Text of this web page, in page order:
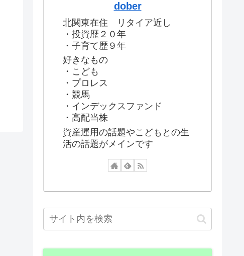
dober
北関東在住 リタイア近し
・投資歴２０年
・子育て歴９年
好きなもの
・こども
・プロレス
・競馬
・インデックスファンド
・高配当株
資産運用の話題やこどもとの生
活の話題がメインです